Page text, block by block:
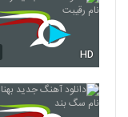
249
HD